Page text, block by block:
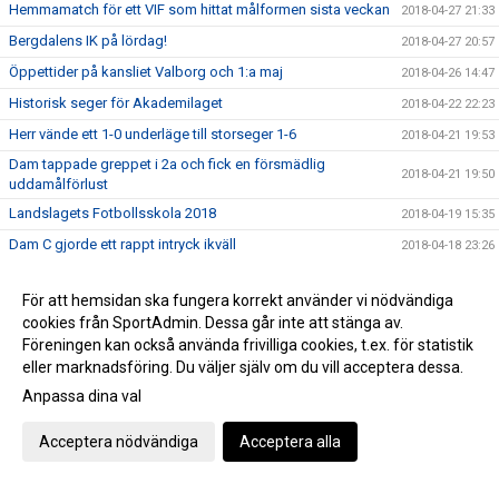
Hemmamatch för ett VIF som hittat målformen sista veckan 2018-04-27 21:33
Bergdalens IK på lördag! 2018-04-27 20:57
Öppettider på kansliet Valborg och 1:a maj 2018-04-26 14:47
Historisk seger för Akademilaget 2018-04-22 22:23
Herr vände ett 1-0 underläge till storseger 1-6 2018-04-21 19:53
Dam tappade greppet i 2a och fick en försmädlig
uddamålförlust
2018-04-21 19:50
Landslagets Fotbollsskola 2018 2018-04-19 15:35
Dam C gjorde ett rappt intryck ikväll 2018-04-18 23:26
Äntligen avspark i seriespelet 2018-04-13 12:09
Domarutbildning 2018-04-03 08:44
Helt klart att Håkan blir huvudtränare för VIF Dam 2018-03-22 22:27
Succé igen, breddturneringens charm står sig över tid
Då var det dags att sparka igång Breddturneringen
SM-dagarna avslutades med optimal glädje
För att hemsidan ska fungera korrekt använder vi nödvändiga
cookies från SportAdmin. Dessa går inte att stänga av.
Föreningen kan också använda frivilliga cookies, t.ex. för statistik
eller marknadsföring. Du väljer själv om du vill acceptera dessa.
Anpassa dina val
Acceptera nödvändiga Acceptera alla